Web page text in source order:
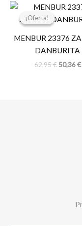
¡Oferta!
¡Oferta!
MENBUR 23376
DANBURITA
62,95€
El
original
62,95 €.
50,36€